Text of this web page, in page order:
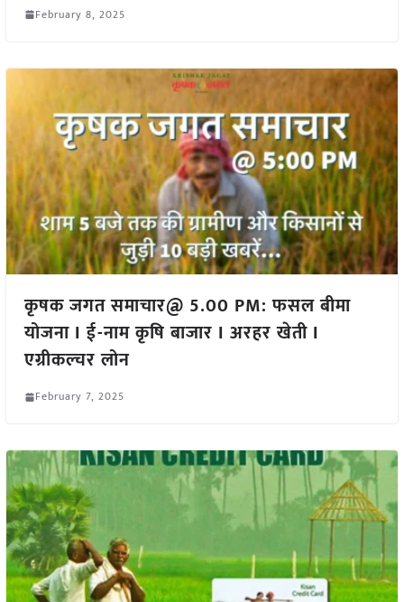
February 8, 2025
कृषक जगत समाचार@ 5.00 PM: फसल बीमा
योजना I ई-नाम कृषि बाजार I अरहर खेती I
एग्रीकल्चर लोन
February 7, 2025